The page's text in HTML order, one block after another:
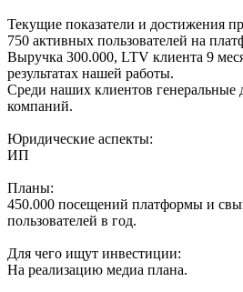
Текущие показатели и достижения
750 активных пользователей на
Выручка 300.000, LTV клиента 9
результатах нашей работы.
Среди наших клиентов генеральные
компаний.
Юридические аспекты:
ИП
Планы:
450.000 посещений платформы и
пользователей в год.
Для чего ищут инвестиции:
На реализацию медиа плана.